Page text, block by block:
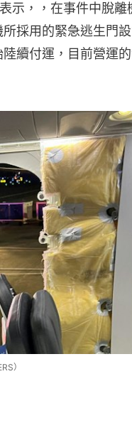
示，，在事件中脫離
採用的緊急逃生門
續付運，目前營運
）